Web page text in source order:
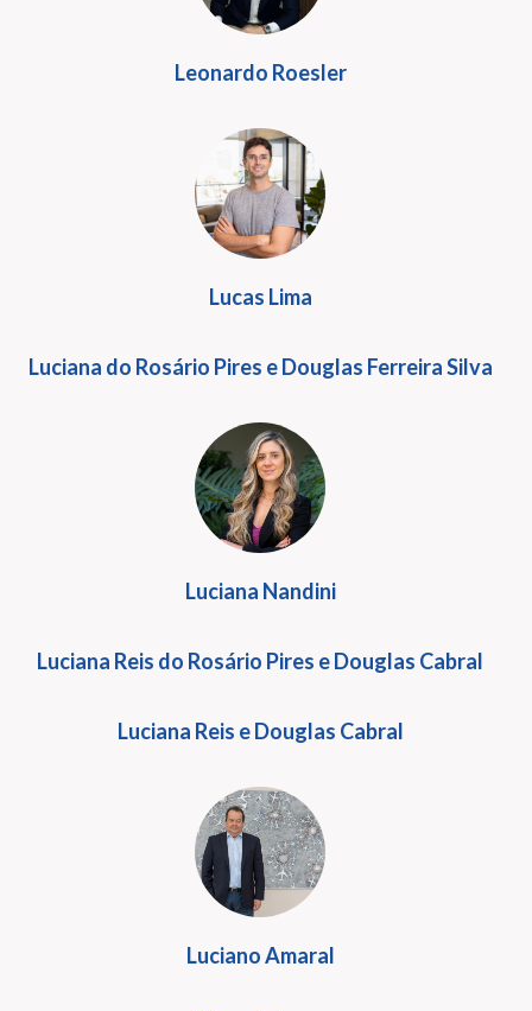
Leonardo Roesler
Lucas Lima
Luciana do Rosário Pires e Douglas Ferreira Silva
Luciana Nandini
Luciana Reis do Rosário Pires e Douglas Cabral
Luciana Reis e Douglas Cabral
Luciano Amaral